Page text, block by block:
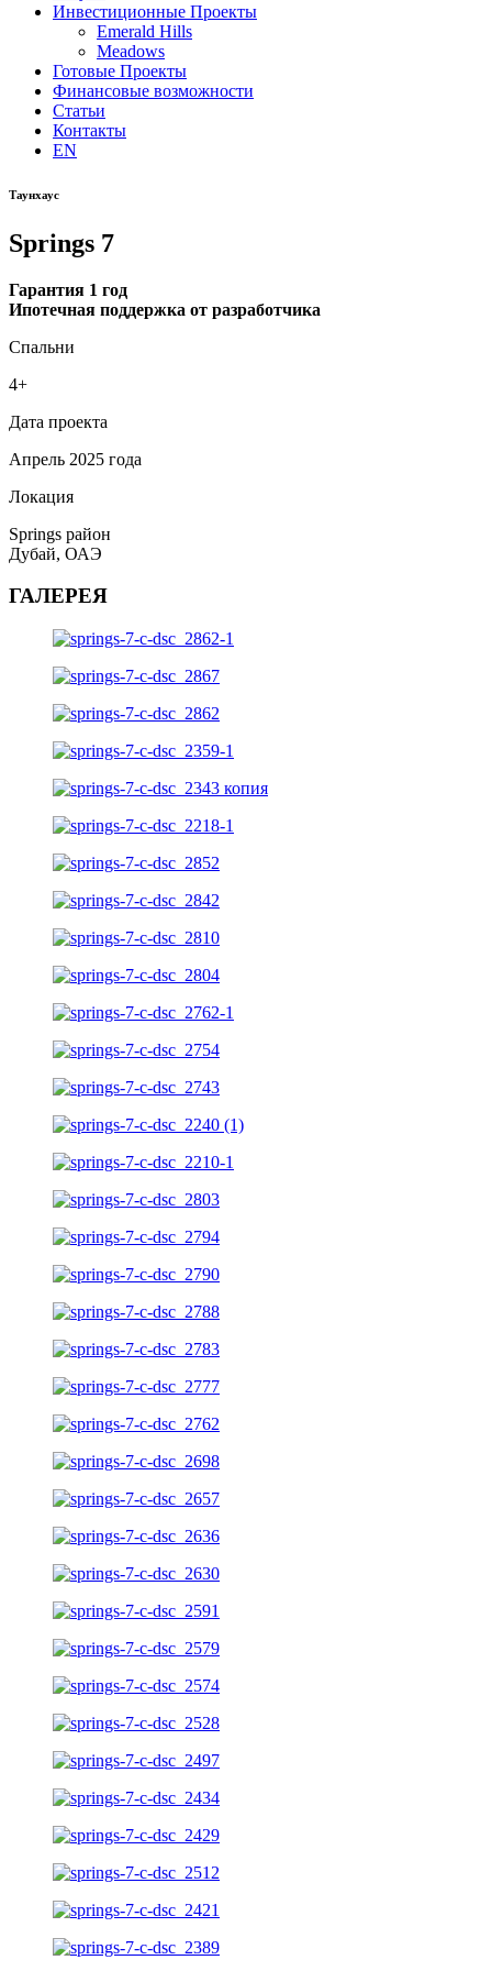
Инвестиционные Проекты
Emerald Hills
Meadows
Готовые Проекты
Финансовые возможности
Статьи
Контакты
EN
Таунхаус
Springs 7
Гарантия 1 год
Ипотечная поддержка от разработчика
Спальни
4+
Дата проекта
Апрель 2025 года
Локация
Springs район
Дубай, ОАЭ
ГАЛЕРЕЯ